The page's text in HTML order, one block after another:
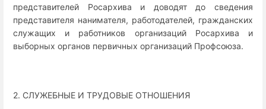
представителей Росархива и доводят до сведения
представителя нанимателя, работодателей, гражданских
служащих и работников организаций Росархива и
выборных органов первичных организаций Профсоюза.
2. СЛУЖЕБНЫЕ И ТРУДОВЫЕ ОТНОШЕНИЯ